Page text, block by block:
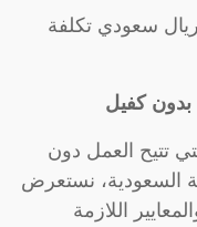
أقوم بدفع مبلغ تقريبي قدره 2000 ريال سعودي تكلفة
كفيل
تتيح العمل دون
السعودية، نستعرض
اللازمة